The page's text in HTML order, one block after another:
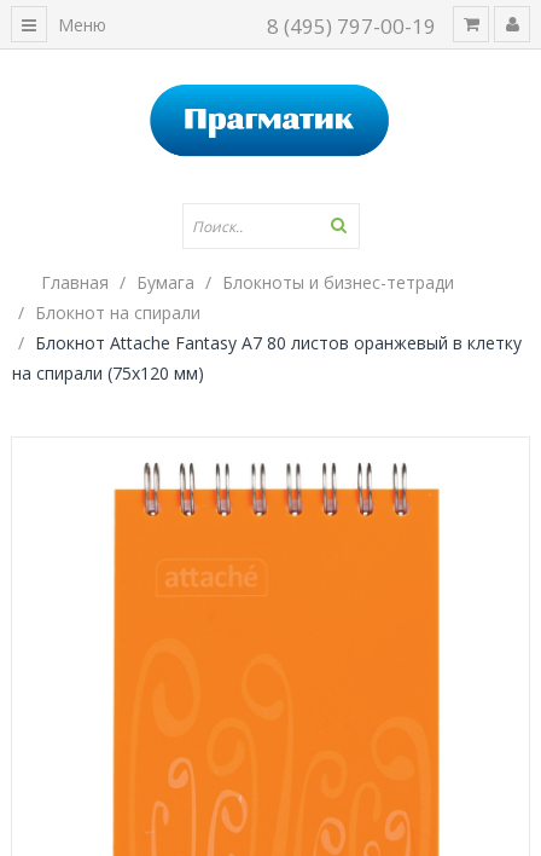
8 (495) 797-00-19
Меню
Главная Бумага
Блокноты и бизнес-тетради
Блокнот на спирали
Блокнот Attache Fantasy А7 80 листов оранжевый в клетку
на спирали (75х120 мм)